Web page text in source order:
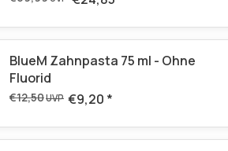
BlueM Zahnpasta 75 ml - Ohne
Fluorid
€12,50UVP €9,20 *